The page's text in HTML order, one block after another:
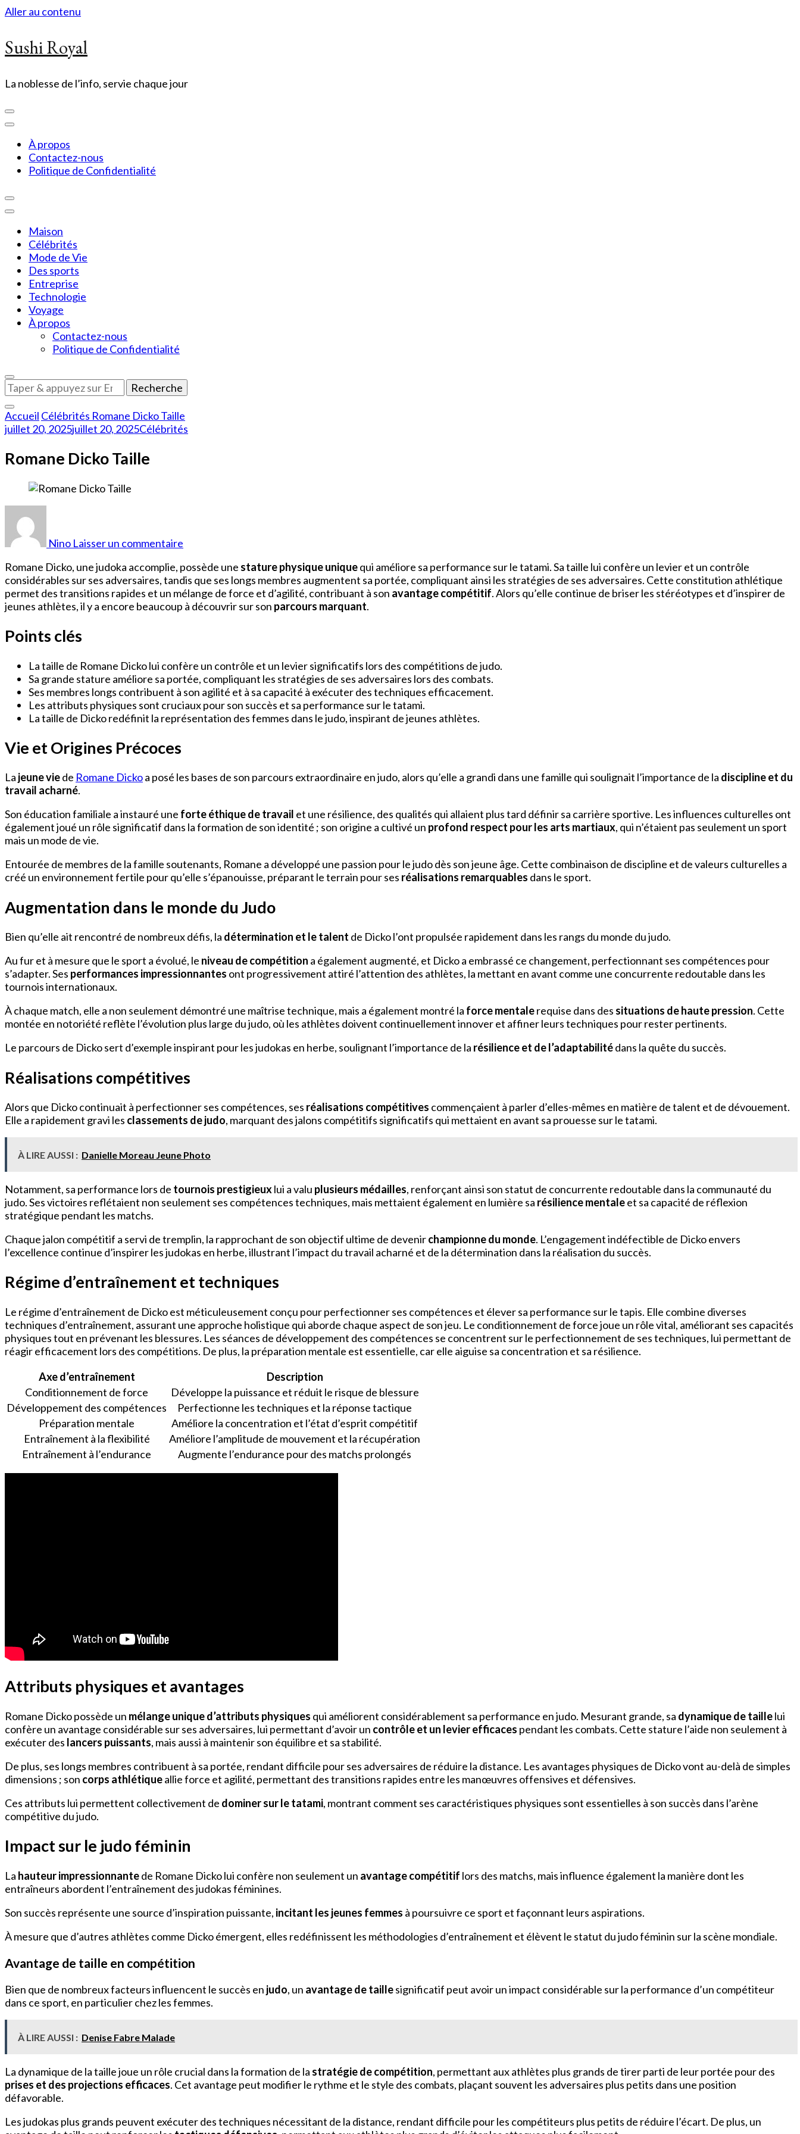
Aller au contenu
Sushi Royal
La noblesse de l’info, servie chaque jour
À propos
Contactez-nous
Politique de Confidentialité
Maison
Célébrités
Mode de Vie
Des sports
Entreprise
Technologie
Voyage
À propos
Contactez-nous
Politique de Confidentialité
Vous
recherchiez
quelque
chose
?
Accueil Célébrités Romane Dicko Taille
juillet 20, 2025juillet 20, 2025Célébrités
Romane Dicko Taille
Nino Laisser un commentaire
Taille
Romane Dicko, une judoka accomplie, possède une stature physique uniquequi améliore sa performance sur le tatami. Sa taille lui confère un levier et un contrôle
considérables sur ses adversaires, tandis que ses longs membres augmentent sa portée, compliquant ainsi les stratégies de ses adversaires. Cette constitution athlétique
permet des transitions rapides et un mélange de force et d’agilité, contribuant à son avantage compétitif. Alors qu’elle continue de briser les stéréotypes et d’inspirer de
jeunes athlètes, il y a encore beaucoup à découvrir sur son parcours marquant.
Points clés
La taille de Romane Dicko lui confère un contrôle et un levier significatifs lors des compétitions de judo.
Sa grande stature améliore sa portée, compliquant les stratégies de ses adversaires lors des combats.
Ses membres longs contribuent à son agilité et à sa capacité à exécuter des techniques efficacement.
Les attributs physiques sont cruciaux pour son succès et sa performance sur le tatami.
La taille de Dicko redéfinit la représentation des femmes dans le judo, inspirant de jeunes athlètes.
Vie et Origines Précoces
La jeune viede Romane Dickoa posé les bases de son parcours extraordinaire en judo, alors qu’elle a grandi dans une famille qui soulignait l’importance de la discipline et du
travail acharné.
Son éducation familiale a instauré une forte éthique de travail et une résilience, des qualités qui allaient plus tard définir sa carrière sportive. Les influences culturelles ont
également joué un rôle significatif dans la formation de son identité ; son origine a cultivé un profond respect pour les arts martiaux, qui n’étaient pas seulement un sport
mais un mode de vie.
Entourée de membres de la famille soutenants, Romane a développé une passion pour le judo dès son jeune âge. Cette combinaison de discipline et de valeurs culturelles a
créé un environnement fertile pour qu’elle s’épanouisse, préparant le terrain pour ses réalisations remarquables dans le sport.
Augmentation dans le monde du Judo
Bien qu’elle ait rencontré de nombreux défis, la détermination et le talent de Dicko l’ont propulsée rapidement dans les rangs du monde du judo.
Au fur et à mesure que le sport a évolué, le niveau de compétition a également augmenté, et Dicko a embrassé ce changement, perfectionnant ses compétences pour
s’adapter. Ses performances impressionnantes ont progressivement attiré l’attention des athlètes, la mettant en avant comme une concurrente redoutable dans les
tournois internationaux.
À chaque match, elle a non seulement démontré une maîtrise technique, mais a également montré la force mentalerequise dans des situations de haute pression. Cette
montée en notoriété reflète l’évolution plus large du judo, où les athlètes doivent continuellement innover et affiner leurs techniques pour rester pertinents.
Le parcours de Dicko sert d’exemple inspirant pour les judokas en herbe, soulignant l’importance de la résilience et de l’adaptabilitédans la quête du succès.
Réalisations compétitives
Alors que Dicko continuait à perfectionner ses compétences, ses réalisations compétitives commençaient à parler d’elles-mêmes en matière de talent et de dévouement.
Elle a rapidement gravi les classements de judo, marquant des jalons compétitifs significatifs qui mettaient en avant sa prouesse sur le tatami.
À LIRE AUSSI : Danielle Moreau Jeune Photo
Notamment, sa performance lors de tournois prestigieuxlui a valu plusieurs médailles, renforçant ainsi son statut de concurrente redoutable dans la communauté du
judo. Ses victoires reflétaient non seulement ses compétences techniques, mais mettaient également en lumière sa résilience mentaleet sa capacité de réflexion
stratégique pendant les matchs.
Chaque jalon compétitif a servi de tremplin, la rapprochant de son objectif ultime de devenirchampionne du monde. L’engagement indéfectible de Dicko envers
l’excellence continue d’inspirer les judokas en herbe, illustrant l’impact du travail acharné et de la détermination dans la réalisation du succès.
Régime d’entraînement et techniques
Le régime d’entraînement de Dicko est méticuleusement conçu pour perfectionner ses compétences et élever sa performance sur le tapis. Elle combine diverses
techniques d’entraînement, assurant une approche holistique qui aborde chaque aspect de son jeu. Le conditionnement de force joue un rôle vital, améliorant ses capacités
physiques tout en prévenant les blessures. Les séances de développement des compétences se concentrent sur le perfectionnement de ses techniques, lui permettant de
réagir efficacement lors des compétitions. De plus, la préparation mentale est essentielle, car elle aiguise sa concentration et sa résilience.
Axe d’entraînement
Description
Conditionnement de force
Développe la puissance et réduit le risque de blessure
Développement des compétences
Perfectionne les techniques et la réponse tactique
Préparation mentale
Améliore la concentration et l’état d’esprit compétitif
Entraînement à la flexibilité
Améliore l’amplitude de mouvement et la récupération
Entraînement à l’endurance
Augmente l’endurance pour des matchs prolongés
Attributs physiques et avantages
Romane Dicko possède un mélange unique d’attributs physiques qui améliorent considérablement sa performance en judo. Mesurant grande, sa dynamique de taillelui
confère un avantage considérable sur ses adversaires, lui permettant d’avoir un contrôle et un levier efficaces pendant les combats. Cette stature l’aide non seulement à
exécuter des lancers puissants, mais aussi à maintenir son équilibre et sa stabilité.
De plus, ses longs membres contribuent à sa portée, rendant difficile pour ses adversaires de réduire la distance. Les avantages physiques de Dicko vont au-delà de simples
dimensions ; son corps athlétiqueallie force et agilité, permettant des transitions rapides entre les manœuvres offensives et défensives.
Ces attributs lui permettent collectivement de dominer sur le tatami, montrant comment ses caractéristiques physiques sont essentielles à son succès dans l’arène
compétitive du judo.
Impact sur le judo féminin
La hauteur impressionnantede Romane Dicko lui confère non seulement un avantage compétitif lors des matchs, mais influence également la manière dont les
entraîneurs abordent l’entraînement des judokas féminines.
Son succès représente une source d’inspiration puissante, incitant les jeunes femmes à poursuivre ce sport et façonnant leurs aspirations.
À mesure que d’autres athlètes comme Dicko émergent, elles redéfinissent les méthodologies d’entraînement et élèvent le statut du judo féminin sur la scène mondiale.
Avantage de taille en compétition
Bien que de nombreux facteurs influencent le succès en judo, un avantage de taillesignificatif peut avoir un impact considérable sur la performance d’un compétiteur
dans ce sport, en particulier chez les femmes.
À LIRE AUSSI : Denise Fabre Malade
La dynamique de la taille joue un rôle crucial dans la formation de la stratégie de compétition, permettant aux athlètes plus grands de tirer parti de leur portée pour des
prises et des projections efficaces. Cet avantage peut modifier le rythme et le style des combats, plaçant souvent les adversaires plus petits dans une position
défavorable.
Les judokas plus grands peuvent exécuter des techniques nécessitant de la distance, rendant difficile pour les compétiteurs plus petits de réduire l’écart. De plus, un